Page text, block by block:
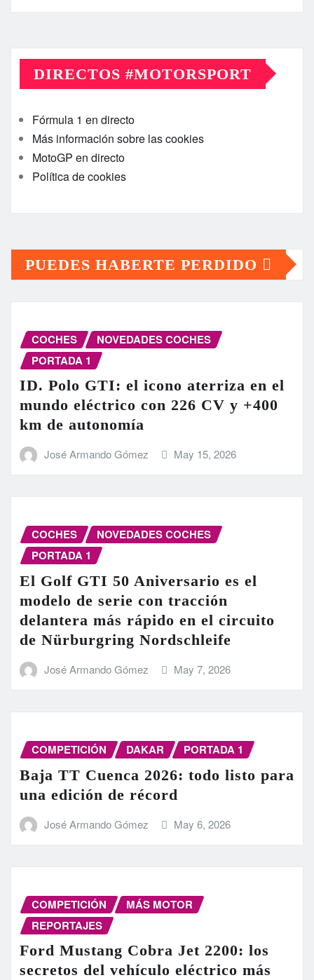
DIRECTOS #MOTORSPORT
Fórmula 1 en directo
Más información sobre las cookies
MotoGP en directo
Política de cookies
PUEDES HABERTE PERDIDO
COCHES
NOVEDADES COCHES
PORTADA 1
ID. Polo GTI: el icono aterriza en el
mundo eléctrico con 226 CV y +400
km de autonomía
José Armando Gómez May 15, 2026
COCHES
NOVEDADES COCHES
PORTADA 1
El Golf GTI 50 Aniversario es el
modelo de serie con tracción
delantera más rápido en el circuito
de Nürburgring Nordschleife
José Armando Gómez May 7, 2026
COMPETICIÓN DAKAR PORTADA 1
Baja TT Cuenca 2026: todo listo para
una edición de récord
José Armando Gómez May 6, 2026
COMPETICIÓN
MÁS MOTOR
REPORTAJES
Ford Mustang Cobra Jet 2200: los
secretos del vehículo eléctrico más